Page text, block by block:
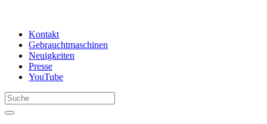
Kontakt
Gebrauchtmaschinen
Neuigkeiten
Presse
YouTube